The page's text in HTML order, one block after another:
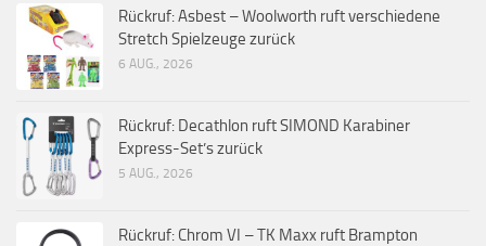
Rückruf: Asbest – Woolworth ruft verschiedene
Stretch Spielzeuge zurück
6 AUG., 2026
Rückruf: Decathlon ruft SIMOND Karabiner
Express-Set’s zurück
5 AUG., 2026
Rückruf: Chrom VI – TK Maxx ruft Brampton